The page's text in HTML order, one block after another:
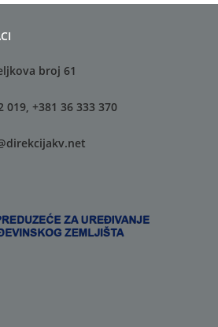
broj 61
019, +381 36 333 370